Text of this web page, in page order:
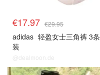
€17.97 €29.95
adidas 轻盈女士三角裤 3条
装
@dealmoon.de